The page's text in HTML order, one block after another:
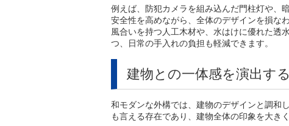
例えば、防犯カメラを組み込んだ門柱灯や、
安全性を高めながら、全体のデザインを損な
風合いを持つ人工木材や、水はけに優れた透
つ、日常の手入れの負担も軽減できます。
建物との一体感を演出す
和モダンな外構では、建物のデザインと調和
も言える存在であり、建物全体の印象を大き